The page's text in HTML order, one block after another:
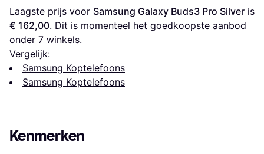
Laagste prijs voor Samsung Galaxy Buds3 Pro Silver
€ 162,00. Dit is momenteel het goedkoopste aanbod
onder 7 winkels.
Vergelijk:
Samsung Koptelefoons
Samsung Koptelefoons
Kenmerken